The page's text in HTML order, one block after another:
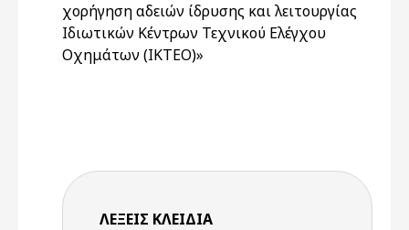
χορήγηση αδειών ίδρυσης και λειτουργίας
Ιδιωτικών Κέντρων Τεχνικού Ελέγχου
Οχημάτων (ΙΚΤΕΟ)»
ΛΈΞΕΙΣ KΛΕΙΔΙΆ